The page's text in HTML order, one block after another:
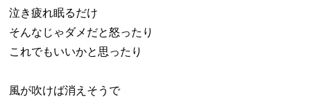
泣き疲れ眠るだけ
そんなじゃダメだと怒ったり
これでもいいかと思ったり
風が吹けば消えそうで